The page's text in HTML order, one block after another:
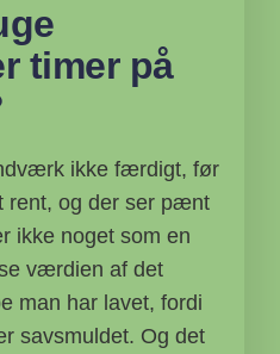
timer på
ikke færdigt, før
rent, og der ser pænt
ikke noget som en
værdien af det
man har lavet, fordi
savsmuldet. Og det